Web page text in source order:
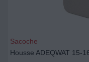
Sacoche
Housse ADEQWAT 15-